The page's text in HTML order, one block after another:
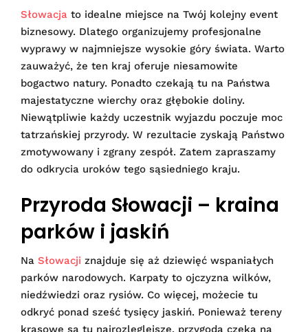
Słowacja to idealne miejsce na Twój kolejny event
biznesowy. Dlatego organizujemy profesjonalne
wyprawy w najmniejsze wysokie góry świata. Warto
zauważyć, że ten kraj oferuje niesamowite
bogactwo natury. Ponadto czekają tu na Państwa
majestatyczne wierchy oraz głębokie doliny.
Niewątpliwie każdy uczestnik wyjazdu poczuje moc
tatrzańskiej przyrody. W rezultacie zyskają Państwo
zmotywowany i zgrany zespół. Zatem zapraszamy
do odkrycia uroków tego sąsiedniego kraju.
Przyroda Słowacji – kraina
parków i jaskiń
Na Słowacji znajduje się aż dziewięć wspaniałych
parków narodowych. Karpaty to ojczyzna wilków,
niedźwiedzi oraz rysiów. Co więcej, możecie tu
odkryć ponad sześć tysięcy jaskiń. Ponieważ tereny
krasowe są tu najrozleglejsze, przygoda czeka na